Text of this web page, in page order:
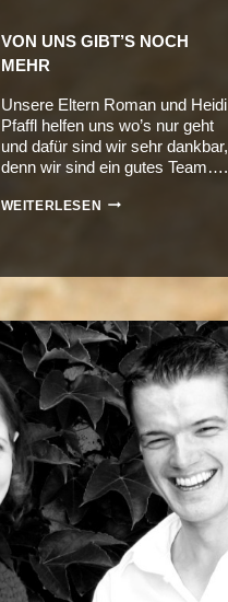
VON UNS GIBT’S NOCH
MEHR
Unsere Eltern Roman und Heidi
Pfaffl helfen uns wo’s nur geht
und dafür sind wir sehr dankbar,
denn wir sind ein gutes Team….
WEITERLESEN VON